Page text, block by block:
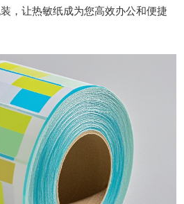
，让热敏纸成为您高效办公和便捷